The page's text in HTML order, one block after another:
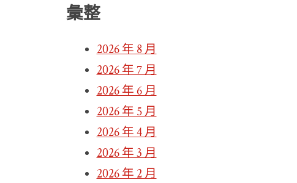
彙整
2026 年 8 月
2026 年 7 月
2026 年 6 月
2026 年 5 月
2026 年 4 月
2026 年 3 月
2026 年 2 月